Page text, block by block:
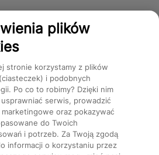
Produkty Marki CMS
plików
stronie korzystamy z plików
i podobnych
Po co to robimy? Dzięki nim
usprawniać serwis, prowadzić
marketingowe oraz pokazywać
do Twoich
i potrzeb. Za Twoją zgodą
informacji o korzystaniu przez